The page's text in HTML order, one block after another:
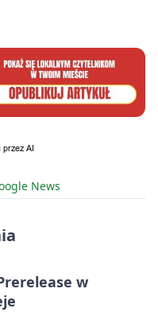
News
w